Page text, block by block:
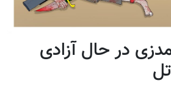
در حال آزادی